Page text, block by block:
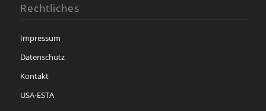
Rechtliches
Impressum
Datenschutz
Kontakt
USA-ESTA